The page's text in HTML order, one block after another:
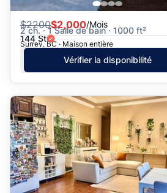
$2200$2,000/Mois
2 ch. · 1 Salle de bain · 1000 ft²
144 St
Surrey, BC · Maison entière
Vérifier la disponibilité